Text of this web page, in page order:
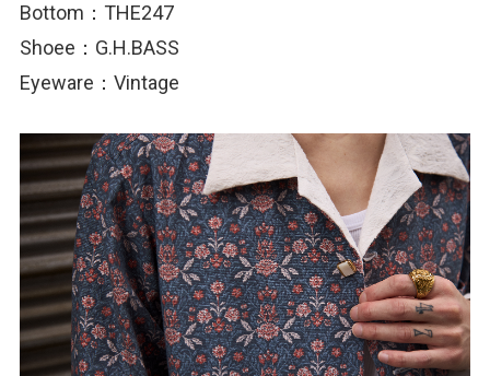
Bottom：THE247
Shoee：G.H.BASS
Eyeware：Vintage